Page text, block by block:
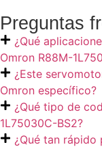
Preguntas
¿Qué
Omron R88M-
¿Este
Omron específico?
¿Qué tipo de
1L75030C-BS2?
¿Qué tan